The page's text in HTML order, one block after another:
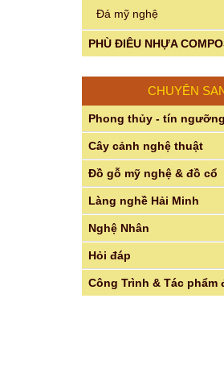
Đá mỹ nghệ
PHÙ ĐIÊU NHỰA
CHUYÊN
Phong thủy - tín
Cây cảnh nghệ thuật
Đồ gỗ mỹ nghệ & đồ cổ
Làng nghề Hải Minh
Nghệ Nhân
Hỏi đáp
Công Trình & Tác phẩm